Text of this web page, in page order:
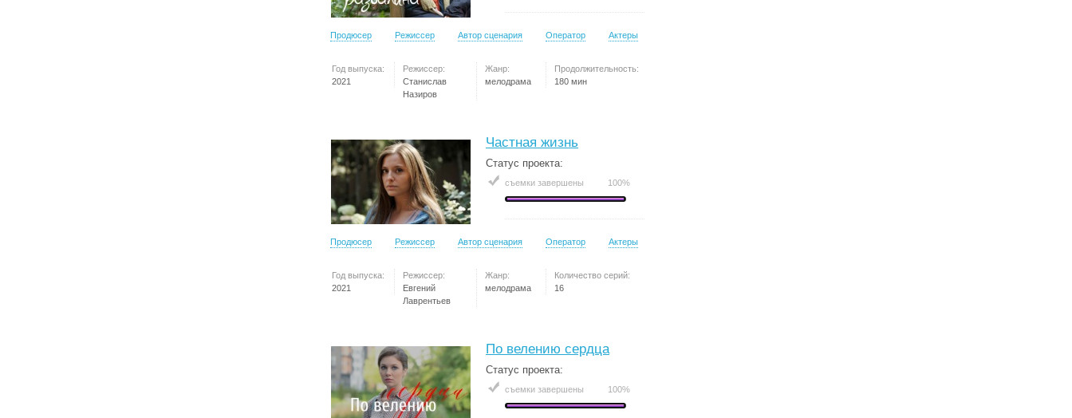
Продюсер Режиссер Автор сценария Оператор Актеры
Год выпуска:
2021
Режиссер:
Станислав
Назиров
Жанр:
мелодрама
Продолжительность:
180 мин
Частная жизнь
Статус проекта:
съемки завершены 100%
Продюсер Режиссер Автор сценария Оператор Актеры
Год выпуска:
2021
Режиссер:
Евгений
Лаврентьев
Жанр:
мелодрама
Количество серий:
16
По велению сердца
Статус проекта:
съемки завершены 100%